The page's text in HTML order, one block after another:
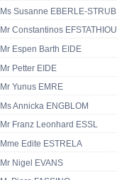
Ms Susanne EBERLE-STRUB
Mr Constantinos EFSTATHIOU
Mr Espen Barth EIDE
Mr Petter EIDE
Mr Yunus EMRE
Ms Annicka ENGBLOM
Mr Franz Leonhard ESSL
Mme Edite ESTRELA
Mr Nigel EVANS